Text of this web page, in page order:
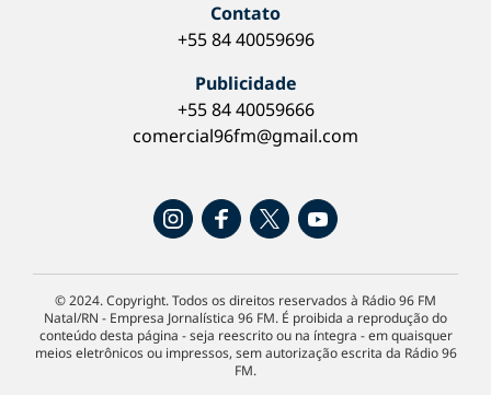
Contato
+55 84 40059696
Publicidade
+55 84 40059666
comercial96fm@gmail.com
© 2024. Copyright. Todos os direitos reservados à Rádio 96 FM
Natal/RN - Empresa Jornalística 96 FM. É proibida a reprodução do
conteúdo desta página - seja reescrito ou na íntegra - em quaisquer
meios eletrônicos ou impressos, sem autorização escrita da Rádio 96
FM.